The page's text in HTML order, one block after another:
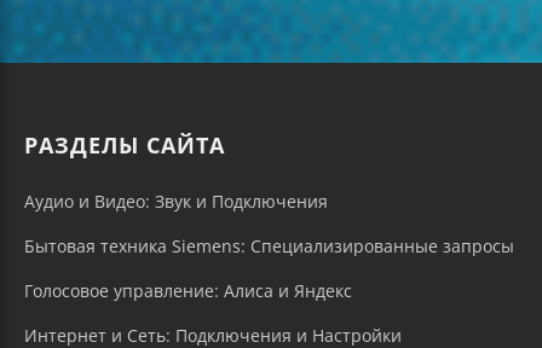
РАЗДЕЛЫ САЙТА
Аудио и Видео: Звук и Подключения
Бытовая техника Siemens: Специализированные запросы
Голосовое управление: Алиса и Яндекс
Интернет и Сеть: Подключения и Настройки